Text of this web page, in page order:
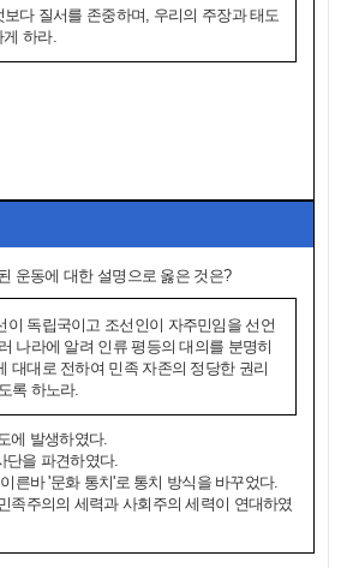
다 질서를 존중하며, 우리의 주장과 태도
하라.
운동에 대한 설명으로 옳은 것은?
이 독립국이고 조선인이 자주민임을 선언
나라에 알려 인류 평등의 대의를 분명히
대대로 전하여 민족 자존의 정당한 권리
록 하노라.
에 발생하였다.
을 파견하였다.
른바 '문화 통치'로 통치 방식을 바꾸었다.
주의의 세력과 사회주의 세력이 연대하였